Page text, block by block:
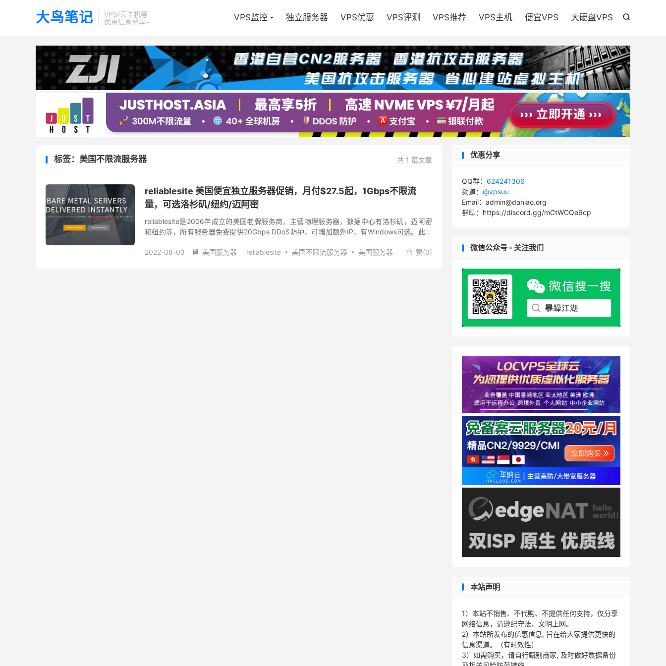
大鸟笔记
VPS/云主机等
优惠信息分享~

VPS监控 独立服务器 VPS优惠 VPS评测 VPS推荐 VPS主机 便宜VPS 大硬盘VPS
共 1 篇文章
标签：美国不限流服务器
reliablesite 美国便宜独立服务器促销，月付$27.5起，1Gbps不限流
量，可选洛杉矶/纽约/迈阿密
reliablesite是2006年成立的美国老牌服务商，主营物理服务器，数据中心有洛杉矶，迈阿密
和纽约等，所有服务器免费提供20Gbps DDoS防护，可增加额外IP，有Windows可选。此外
 赞(0)
2022-08-03  美国服务器 reliablesite 美国不限流服务器
美国服务器
优惠分享
QQ群： 624241306
频道： @vpsuu
Email：admin@daniao.org
群聊：https://discord.gg/mCtWCQe6cp
微信公众号 - 关注我们
本站声明
1）本站不销售、不代购、不提供任何支持，仅分享
网络信息，请遵纪守法、文明上网。
2）本站所发布的优惠信息, 旨在给大家提供更快的
信息渠道。（有时效性）
3）如需购买，请自行甄别商家, 及时做好数据备份